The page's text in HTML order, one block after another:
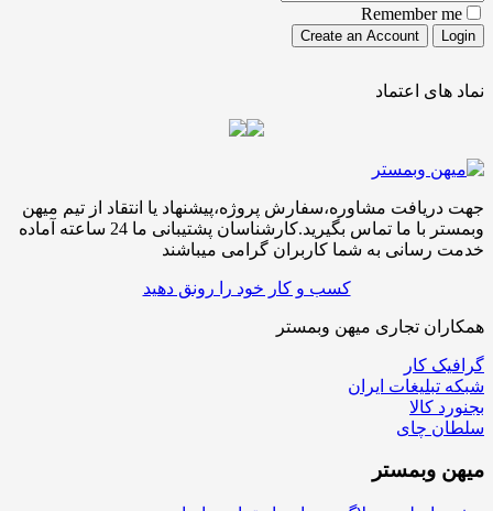
Remember me
نماد های اعتماد
جهت دریافت مشاوره،سفارش پروژه،پیشنهاد یا انتقاد از تیم میهن
وبمستر با ما تماس بگیرید.کارشناسان پشتیبانی ما 24 ساعته آماده
خدمت رسانی به شما کاربران گرامی میباشند
کسب و کار خود را رونق دهید
همکاران تجاری میهن وبمستر
گرافیک کار
شبکه تبلیغات ایران
بجنورد کالا
سلطان چای
میهن وبمستر